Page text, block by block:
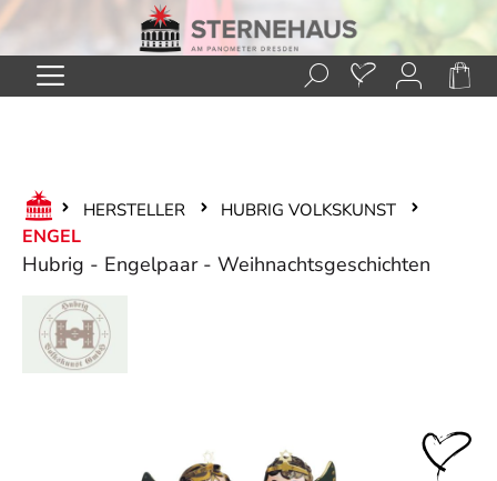
Zum Hauptinhalt springen
HERSTELLER HUBRIG VOLKSKUNST
ENGEL
Hubrig - Engelpaar - Weihnachtsgeschichten